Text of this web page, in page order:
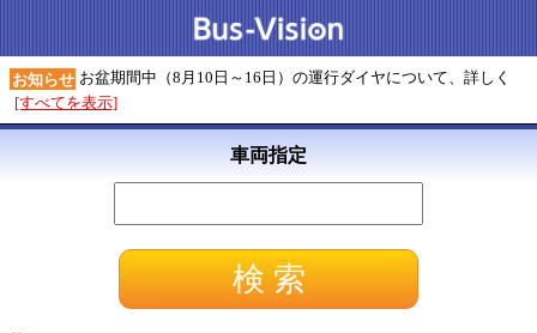
お知らせ お盆期間中（8月10日～16日）の運行ダイヤについて、詳しく
[すべてを表示]
車両指定